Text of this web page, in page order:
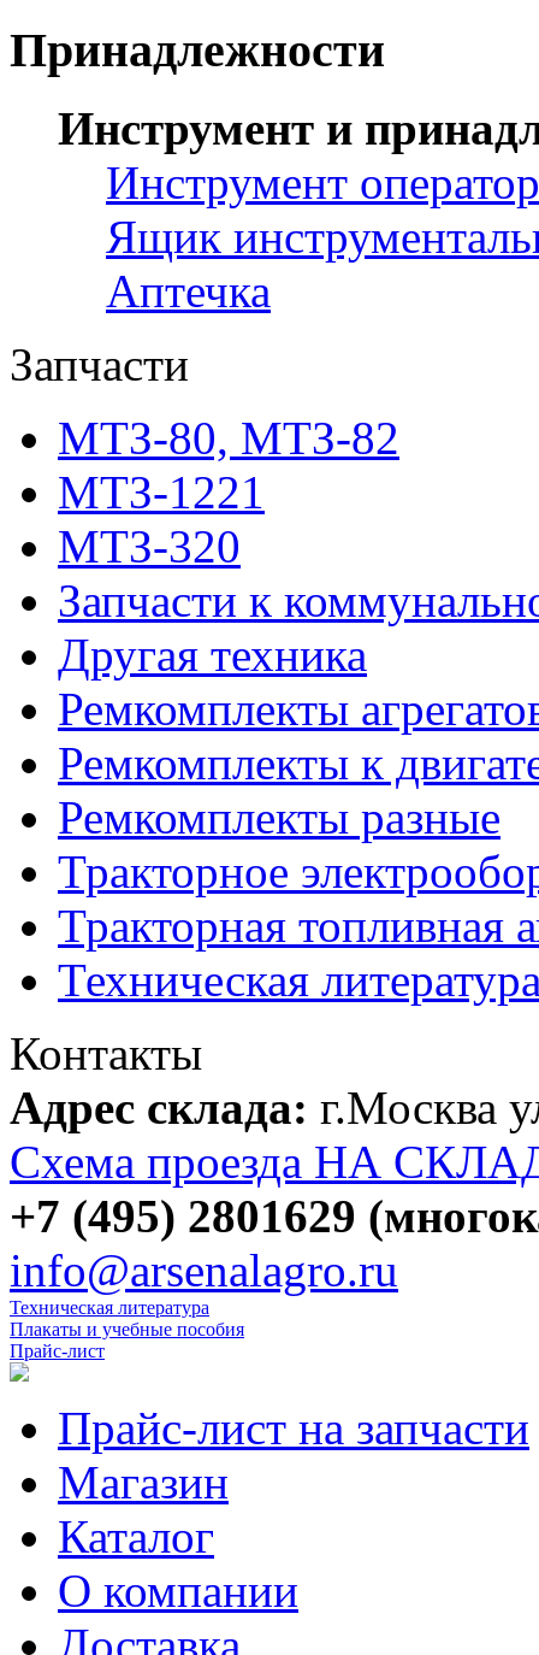
Принадлежности
Инструмент и
Инструмент
Ящик
Аптечка
Запчасти
МТЗ-80, МТЗ-82
МТЗ-1221
МТЗ-320
Запчасти к
Другая техника
Ремкомплекты
Ремкомплекты к
Ремкомплекты разные
Тракторное
Тракторная топливная
Техническая
Контакты
Адрес склада: г.Москва
Схема проезда НА
+7 (495) 2801629
info@arsenalagro.ru
Техническая литература
Плакаты и учебные пособия
Прайс-лист
Прайс-лист на запчасти
Магазин
Каталог
О компании
Доставка